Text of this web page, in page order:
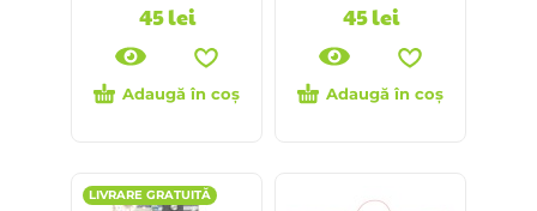
45lei
Adaugă în coș
45lei
Adaugă în coș
LIVRARE GRATUITĂ